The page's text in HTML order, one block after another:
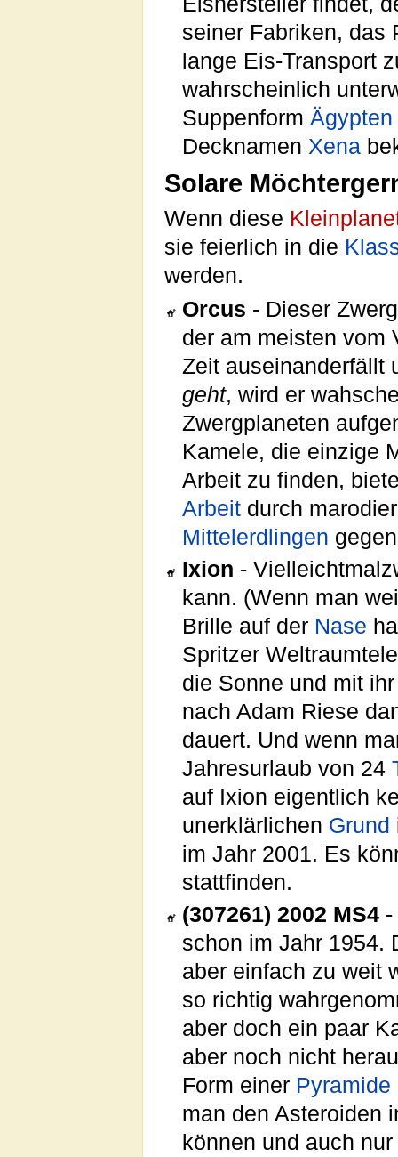
seiner Fabriken, das
lange Eis-Transport
wahrscheinlich
SuppenformÄgypten
DecknamenXena
Solare
Wenn diese
sie feierlich in die
werden.
Orcus - Dieser
der am meisten vom
Zeit auseinanderfällt
geht, wird er
Zwergplaneten
Kamele, die einzige
Arbeit zu finden,
Arbeit durch
Mittelerdlingen
Ixion -
kann. (Wenn man
Brille auf der Nase
Spritzer
die Sonne und mit
nach Adam Riese
dauert. Und wenn
Jahresurlaub von 24
auf Ixion eigentlich
unerklärlichen Grund
im Jahr 2001. Es
stattfinden.
(307261) 2002 MS4 -
schon im Jahr 1954.
aber einfach zu weit
so richtig
aber doch ein paar
aber noch nicht
Form einer Pyramide
man den Asteroiden
können und auch